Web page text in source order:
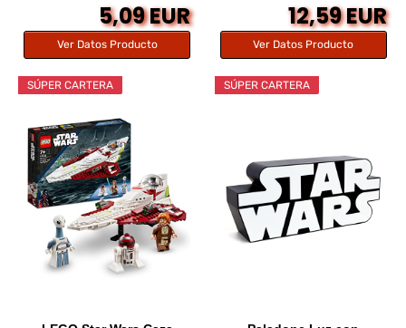
5,09 EUR
Ver Datos Producto
12,59 EUR
Ver Datos Producto
SÚPER CARTERA SÚPER CARTERA